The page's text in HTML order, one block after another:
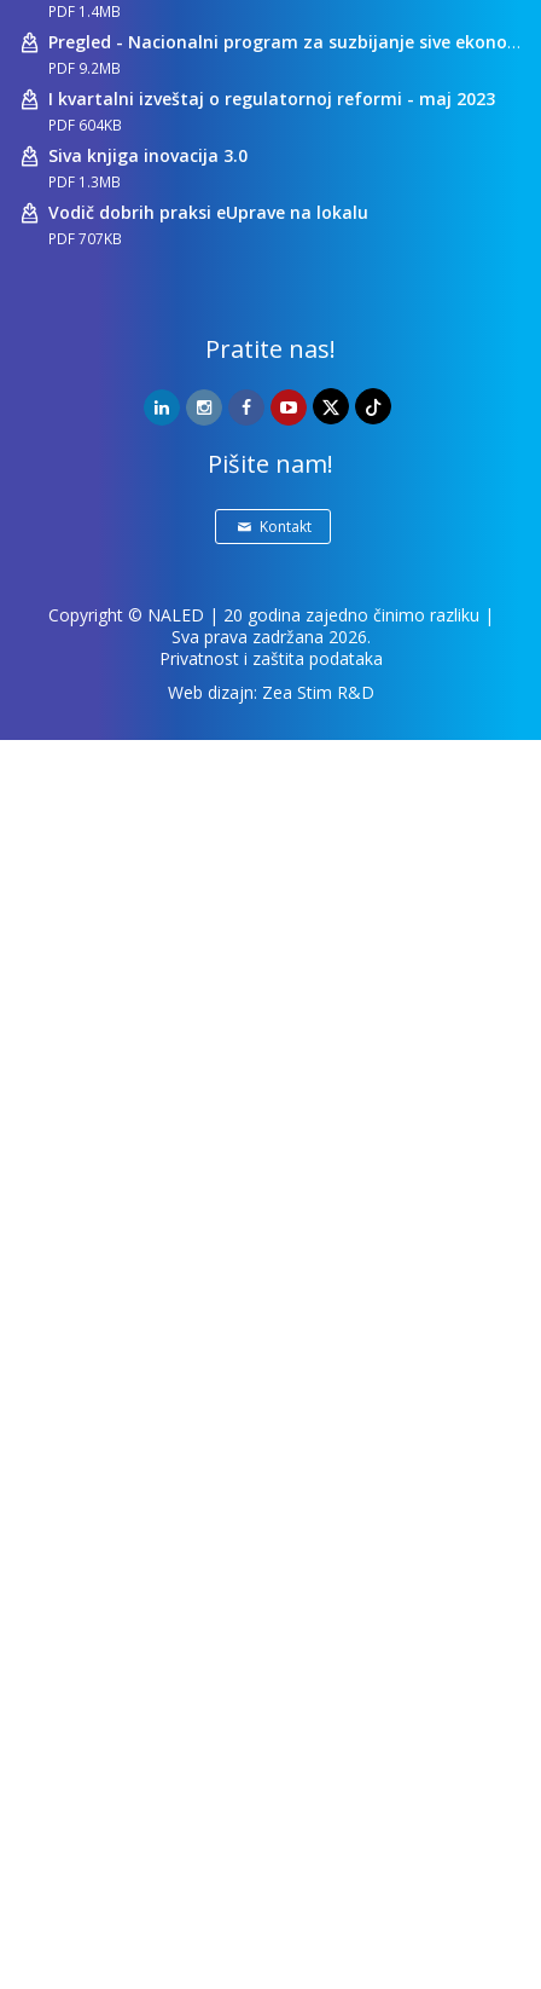
PDF 1.4MB
Pregled - Nacionalni program za suzbijanje sive ekonomije
PDF 9.2MB
I kvartalni izveštaj o regulatornoj reformi - maj 2023
PDF 604KB
Siva knjiga inovacija 3.0
PDF 1.3MB
Vodič dobrih praksi eUprave na lokalu
PDF 707KB
Pratite nas!
Pišite nam!
Kontakt
Copyright © NALED | 20 godina zajedno činimo razliku |
Sva prava zadržana 2026.
Privatnost i zaštita podataka
Web dizajn: Zea Stim R&D